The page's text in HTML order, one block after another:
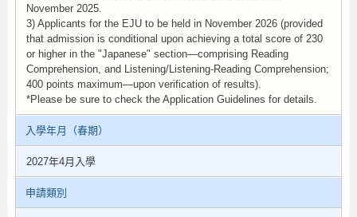
November 2025.
3) Applicants for the EJU to be held in November 2026 (provided
that admission is conditional upon achieving a total score of 230
or higher in the "Japanese" section—comprising Reading
Comprehension, and Listening/Listening-Reading Comprehension;
400 points maximum—upon verification of results).
*Please be sure to check the Application Guidelines for details.
入學年月（春期）
2027年4月入學
申請類別